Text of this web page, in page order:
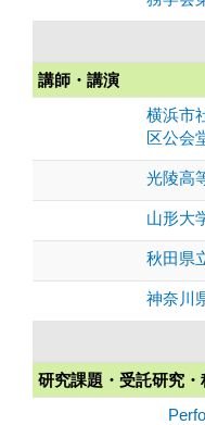
講師・講演
横浜市
区公会
光陵高
山形大
秋田県
神奈川
研究課題・受託研究・